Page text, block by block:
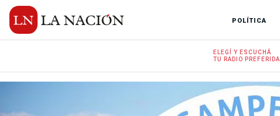
POLÍTICA
ELEGÍ Y ESCUCHÁ
TU RADIO PREFERIDA